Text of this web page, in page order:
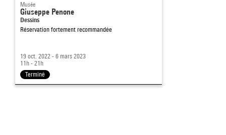
Musée
Giuseppe Penone
Dessins
Réservation fortement recommandée
19 oct. 2022 - 6 mars 2023
11h - 21h
Terminé